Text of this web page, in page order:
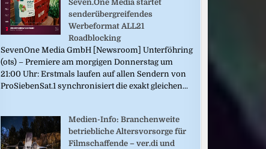
Seven.One Media startet
senderübergreifendes
Werbeformat ALL21
Roadblocking
SevenOne Media GmbH [Newsroom] Unterföhring
(ots) – Premiere am morgigen Donnerstag um
21:00 Uhr: Erstmals laufen auf allen Sendern von
ProSiebenSat.1 synchronisiert die exakt gleichen...
Medien-Info: Branchenweite
betriebliche Altersvorsorge für
Filmschaffende – ver.di und